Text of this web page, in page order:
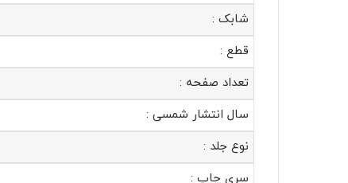
شابک :
قطع :
تعداد صفحه :
سال انتشار شمسی :
نوع جلد :
سری چاپ :